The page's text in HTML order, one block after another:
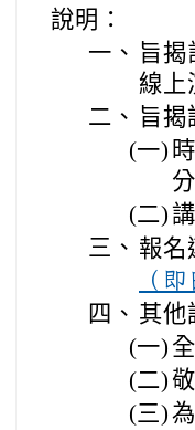
說明：
一、 旨揭
線上
二、 旨揭
(一)
(二)
三、 報名
（
四、 其他
(一)
(二)
(三)